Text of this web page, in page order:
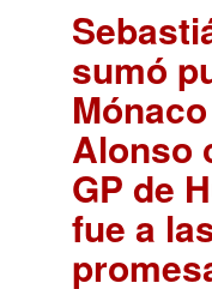
sumó
Alonso
GP de
fue a